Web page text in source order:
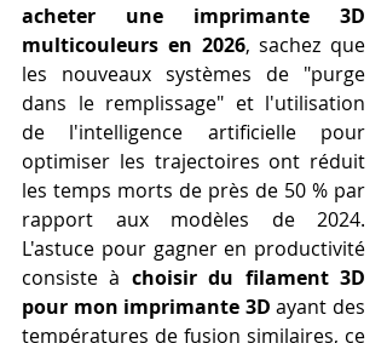
acheter une imprimante 3D
multicouleurs en 2026, sachez que
les nouveaux systèmes de "purge
dans le remplissage" et l'utilisation
de l'intelligence artificielle pour
optimiser les trajectoires ont réduit
les temps morts de près de 50 % par
rapport aux modèles de 2024.
L'astuce pour gagner en productivité
consiste à choisir du filament 3D
pour mon imprimante 3D ayant des
températures de fusion similaires, ce